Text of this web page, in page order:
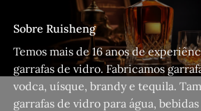
Sobre Ruisheng
Temos mais de 16 anos de
garrafas de vidro. Fabricamos
vodca, uísque, brandy e tequila.
garrafas de vidro para água,